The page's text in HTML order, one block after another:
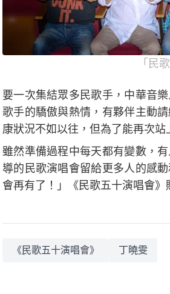
「民
要一次集結眾多民歌手，中華音
歌手的驕傲與熱情，有夥伴主動
康狀況不如以往，但為了能再次
雖然準備過程中每天都有變數，
導的民歌演唱會留給更多人的感
會再有了！」《民歌五十演唱會》
《民歌五十演唱會》 丁曉雯